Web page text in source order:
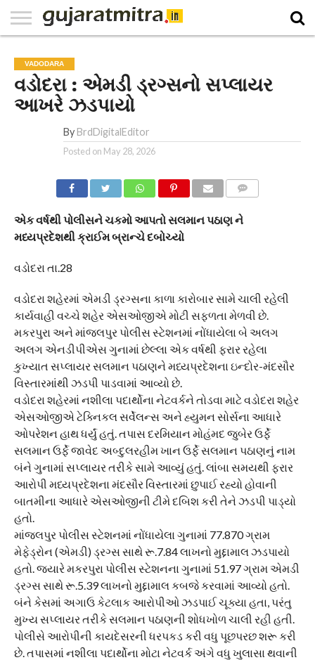
PAPER
NATIONAL
WORLD
BUSINESS
SPORTS
GUJARAT
OPINION
MORE
VADODARA
વડોદરા : એમડી ડ્રગ્સનો સપ્લાયર
આખરે ઝડપાયો
By BrdDigitalEditor
Posted on May 28, 2026
એક વર્ષથી પોલીસને ચકમો આપતો સલમાન પઠાણ ને
મધ્યપ્રદેશથી ક્રાઈમ બ્રાન્ચે દબોચ્યો
વડોદરા તા.28
વડોદરા શહેરમાં એમડી ડ્રગ્સના કાળા કારોબાર સામે ચાલી રહેલી
કાર્યવાહી વચ્ચે શહેર એસઓજીએ મોટી સફળતા મેળવી છે.
મકરપુરા અને માંજલપુર પોલીસ સ્ટેશનમાં નોંધાયેલા બે અલગ
અલગ એનડીપીએસ ગુનામાં છેલ્લા એક વર્ષથી ફરાર રહેલા
કુખ્યાત સપ્લાયર સલમાન પઠાણને મધ્યપ્રદેશના ઇન્દોર-મંદસૌર
વિસ્તારમાંથી ઝડપી પાડવામાં આવ્યો છે.
વડોદરા શહેરમાં નશીલા પદાર્થોના નેટવર્કને તોડવા માટે વડોદરા શહેર
એસઓજીએ ટેક્નિકલ સર્વેલન્સ અને હ્યુમન સોર્સના આધારે
ઓપરેશન હાથ ધર્યું હતું. તપાસ દરમિયાન મોહંમદ જુબેર ઉર્ફે
સલમાન ઉર્ફે જાવેદ અબ્દુલરહીમ ખાન ઉર્ફે સલમાન પઠાણનું નામ
બંને ગુનામાં સપ્લાયર તરીકે સામે આવ્યું હતું. લાંબા સમયથી ફરાર
આરોપી મધ્યપ્રદેશના મંદસૌર વિસ્તારમાં છુપાઈ રહ્યો હોવાની
બાતમીના આધારે એસઓજીની ટીમે દબિશ કરી તેને ઝડપી પાડ્યો
હતો.
માંજલપુર પોલીસ સ્ટેશનમાં નોંધાયેલા ગુનામાં 77.870 ગ્રામ
મેફેડ્રોન (એમડી) ડ્રગ્સ સાથે રૂ.7.84 લાખનો મુદ્દામાલ ઝડપાયો
હતો. જ્યારે મકરપુરા પોલીસ સ્ટેશનના ગુનામાં 51.97 ગ્રામ એમડી
ડ્રગ્સ સાથે રૂ.5.39 લાખનો મુદ્દામાલ કબજે કરવામાં આવ્યો હતો.
બંને કેસમાં અગાઉ કેટલાક આરોપીઓ ઝડપાઈ ચૂક્યા હતા, પરંતુ
મુખ્ય સપ્લાયર તરીકે સલમાન પઠાણની શોધખોળ ચાલી રહી હતી.
પોલીસે આરોપીની કાયદેસરની ધરપકડ કરી વધુ પૂછપરછ શરૂ કરી
છે. તપાસમાં નશીલા પદાર્થોના મોટા નેટવર્ક અંગે વધુ ખુલાસા થવાની